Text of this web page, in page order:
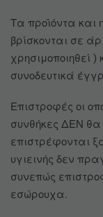
Τα προϊόντα και
βρίσκονται σε
χρησιμοποιηθεί
συνοδευτικά
Επιστροφές οι
συνθήκες ΔΕΝ θα
επιστρέφονται
υγιεινής δεν
συνεπώς
εσώρουχα.